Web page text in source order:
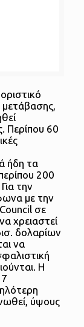
Περίπου 60
ήδη τα
200
την
με την
σε
χρειαστεί
δολαρίων
να
Η
ύψους